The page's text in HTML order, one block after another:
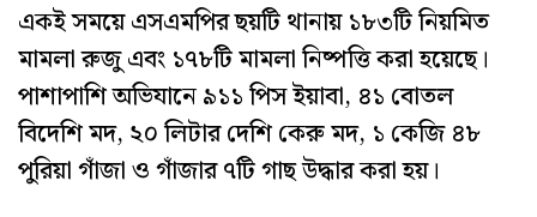
একই সময়ে এসএমপির ছয়টি থানায় ১৮৩টি নিয়মিত
মামলা রুজু এবং ১৭৮টি মামলা নিষ্পত্তি করা হয়েছে।
পাশাপাশি অভিযানে ৯১১ পিস ইয়াবা, ৪১ বোতল
বিদেশি মদ, ২০ লিটার দেশি কেরু মদ, ১ কেজি ৪৮
পুরিয়া গাঁজা ও গাঁজার ৭টি গাছ উদ্ধার করা হয়।